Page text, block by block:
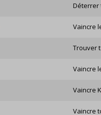
Déterrer
Vaincre
Trouver
Vaincre
Vaincre
Vaincre